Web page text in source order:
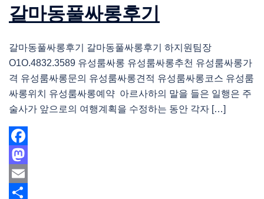
갈마동풀싸롱후기
갈마동풀싸롱후기 갈마동풀싸롱후기 하지원팀장
O1O.4832.3589 유성룸싸롱 유성룸싸롱추천 유성룸싸롱가
격 유성룸싸롱문의 유성룸싸롱견적 유성룸싸롱코스 유성룸
싸롱위치 유성룸싸롱예약 아르사하의 말을 들은 일행은 주
술사가 앞으로의 여행계획을 수정하는 동안 각자 […]
Facebook
Mastodon
Email